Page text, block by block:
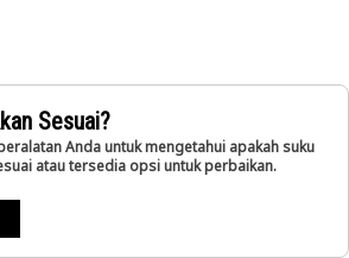
Sesuai?
Anda untuk mengetahui apakah suku
atau tersedia opsi untuk perbaikan.